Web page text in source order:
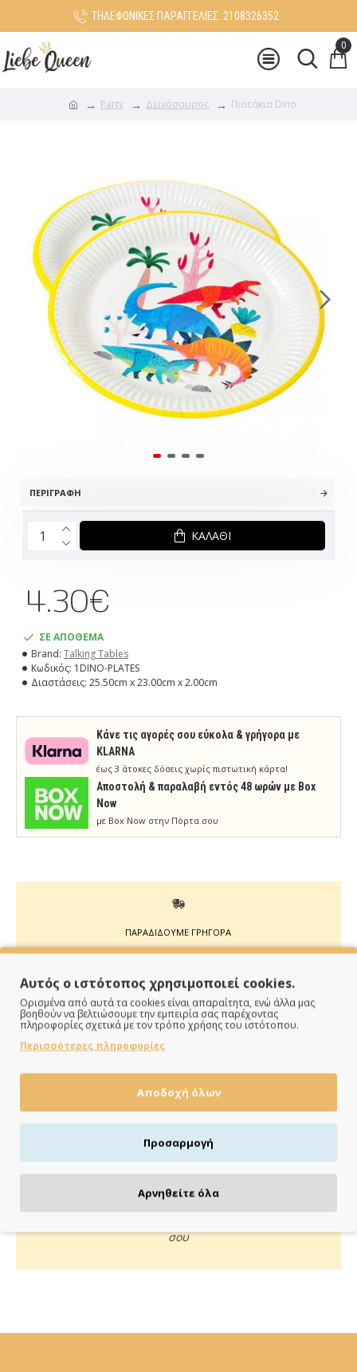
ΤΗΛΕΦΩΝΙΚΕΣ ΠΑΡΑΓΓΕΛΙΕΣ: 2108326352
0
Party Δεινόσαυρος Πιατάκια Dino
ΠΕΡΙΓΡΑΦΉ
ΣΕ ΑΠΟΘΕΜΑ
Brand: Talking Tables
Κωδικός: 1DINO-PLATES
Διαστάσεις: 25.50cm x 23.00cm x 2.00cm
4.30€
ΚΑΛΆΘΙ
Κάνε τις αγορές σου εύκολα & γρήγορα με
KLARNA
έως 3 άτοκες δόσεις χωρίς πιστωτική κάρτα!
Aποστολή & παραλαβή εντός 48 ωρών με Box
Now
με Box Now στην Πόρτα σου
ΠΑΡΑΔΙΔΟΥΜΕ ΓΡΗΓΟΡΑ
ημέρες
Πιστωτική/χρεωστική κάρτα, αντικαταβολή ή κατάθεση
σου
Αυτός ο ιστότοπος χρησιμοποιεί cookies.
Ορισμένα από αυτά τα cookies είναι απαραίτητα, ενώ άλλα μας
βοηθούν να βελτιώσουμε την εμπειρία σας παρέχοντας
πληροφορίες σχετικά με τον τρόπο χρήσης του ιστότοπου.
Περισσότερες πληροφορίες
Αποδοχή όλων
Προσαρμογή
Αρνηθείτε όλα